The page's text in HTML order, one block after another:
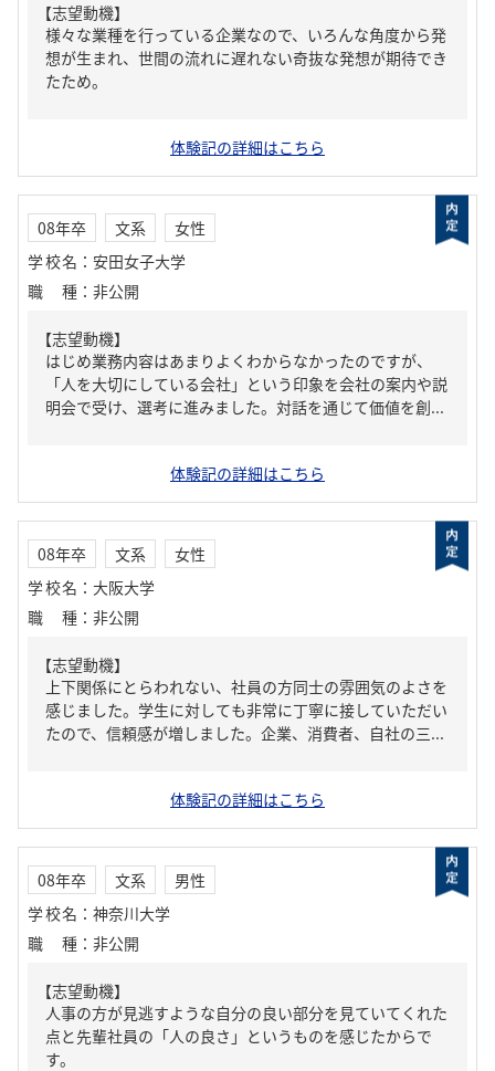
【志望動機】
様々な業種を行っている企業なので、いろんな角度から発
想が生まれ、世間の流れに遅れない奇抜な発想が期待でき
たため。
体験記の詳細はこちら
08年卒 文系
女性
学校名 ： 安田女子大学
職種 ： 非公開
【志望動機】
はじめ業務内容はあまりよくわからなかったのですが、
「人を大切にしている会社」という印象を会社の案内や説
明会で受け、選考に進みました。対話を通じて価値を創...
体験記の詳細はこちら
08年卒 文系
女性
学校名 ： 大阪大学
職種 ： 非公開
【志望動機】
上下関係にとらわれない、社員の方同士の雰囲気のよさを
感じました。学生に対しても非常に丁寧に接していただい
たので、信頼感が増しました。企業、消費者、自社の三...
体験記の詳細はこちら
08年卒 文系
男性
学校名 ： 神奈川大学
職種 ： 非公開
【志望動機】
人事の方が見逃すような自分の良い部分を見ていてくれた
点と先輩社員の「人の良さ」というものを感じたからで
す。